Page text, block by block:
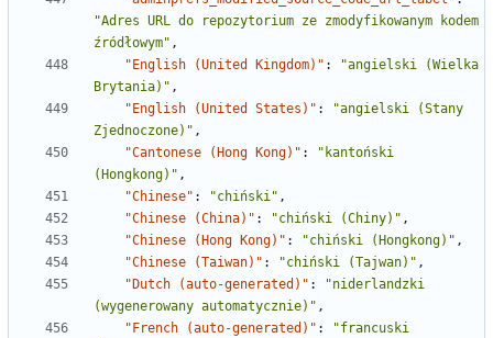
"Adres URL do repozytorium ze zmodyfikowanym kodem
źródłowym" ,
"English (United Kingdom)" :
"angielski (Wielka
Brytania)" ,
"English (United States)" :
"angielski (Stany
Zjednoczone)" ,
"Cantonese (Hong Kong)" :
"kantoński
(Hongkong)" ,
"Chinese" : "chiński" ,
"Chinese (China)" : "chiński (Chiny)" ,
"Chinese (Hong Kong)" : "chiński (Hongkong)" ,
"Chinese (Taiwan)" : "chiński (Tajwan)" ,
"Dutch (auto-generated)" :
"niderlandzki
(wygenerowany automatycznie)" ,
"French (auto-generated)" :
"francuski